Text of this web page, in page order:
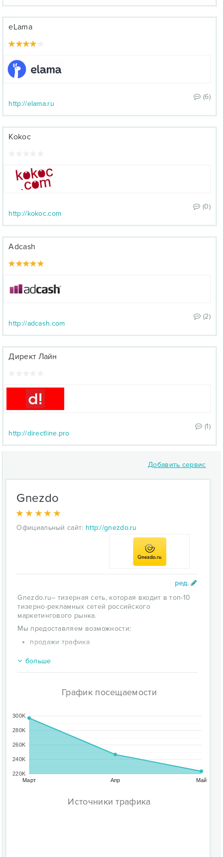
eLama
(6)
http://elama.ru
Kokoc
(0)
http://kokoc.com
Adcash
(2)
http://adcash.com
Директ Лайн
(1)
http://directline.pro
Добавить сервис
Gnezdo
Официальный сайт: http://gnezdo.ru
Gnezdo.ru– тизерная сеть, которая входит в топ-10
тизерно-рекламных сетей российского
маркетингового рынка.
Мы предоставляем возможности:
продажи трафика
Аудитория тизерной сети
На какую аудиторию делать упор, какая аудитория
Gnezdo.ru?
Охват сети на 2018 год более 430 миллионов
Основная аудитория - женщины (70%) и
проживающие на территории РФ и СНГ.
больше
График посещаемости
Март Апр Май
220K
240K
260K
280K
300K
Источники трафика